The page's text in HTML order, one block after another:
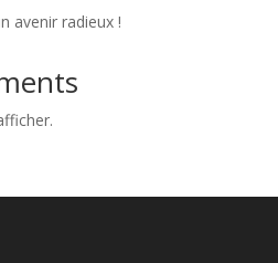
avenir radieux !